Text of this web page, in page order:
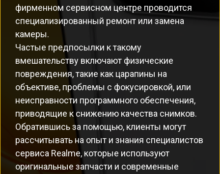
фирменном сервисном центре проводится
специализированный ремонт или замена
камеры.
Частые предпосылки к такому
вмешательству включают физические
повреждения, такие как царапины на
объективе, проблемы с фокусировкой, или
неисправности программного обеспечения,
приводящие к снижению качества снимков.
Обратившись за помощью, клиенты могут
рассчитывать на опыт и знания специалистов
сервиса Realme, которые используют
оригинальные запчасти и современные